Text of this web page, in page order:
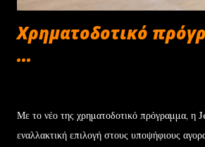
Χρηματοδοτικό
...
Με το νέο της χρηματοδοτικό πρόγραμμα, η
εναλλακτική επιλογή στους υποψήφιους